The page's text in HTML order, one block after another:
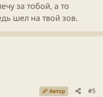
за тобой, а то
шел на твой зов.
Автор #5